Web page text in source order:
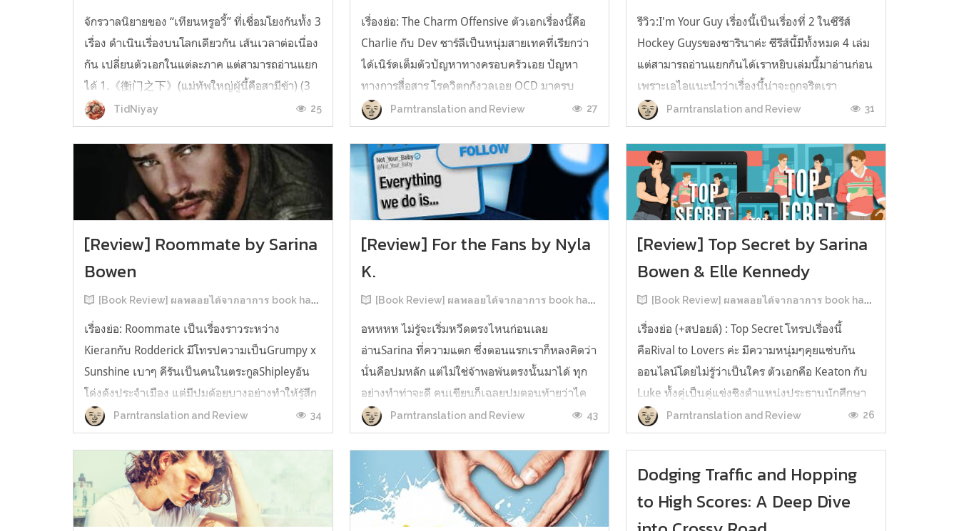
จักรวาลนิยายของ “เทียนหรูอวี้” ที่เชื่อมโยงกันทั้ง 3
เรื่อง ดำเนินเรื่องบนโลกเดียวกัน เส้นเวลาต่อเนื่อง
กัน เปลี่ยนตัวเอกในแต่ละภาค แต่สามารถอ่านแยก
ได้ 1.《衡门之下》(แม่ทัพใหญ่ผู้นี้คือสามีข้า) (3
เล่มจบ) เป็นเรื่องที่เกิดก่อน เล่าเรื่องของ ฝูถิง กับ
หลี่ชีฉือ ที่ต้องแต่งงานกันก่อนจะใช้ชีวิตห่างไกล
TidNiyay 25
เรื่องย่อ: The Charm Offensive ตัวเอกเรื่องนี้คือ
Charlie กับ Dev ชาร์ลีเป็นหนุ่มสายเทคที่เรียกว่า
ได้เนิร์ดเต็มตัวปัญหาทางครอบครัวเอย ปัญหา
ทางการสื่อสาร โรควิตกกังวลเอย OCD มาครบ
เรียกได้ว่าครบองค์ประกอบความโอตะ เขาทั้งไม่
เชื่อในรักแท้ ไม่เคยมีความสัมพันธ์ในเชิงโรแมนติก
กับใคร หรืออาจเรียกว่าไม่เคยรู...
Parntranslation and Review 27
รีวิว:I'm Your Guy เรื่องนี้เป็นเรื่องที่ 2 ในซีรีส์
Hockey Guysของซารินาค่ะ ซีรีส์นี้มีทั้งหมด 4 เล่ม
แต่สามารถอ่านแยกกันได้เราหยิบเล่มนี้มาอ่านก่อน
เพราะเอไอแนะนำว่าเรื่องนี้น่าจะถูกจริตเรา
มากกว่า555 เรื่องนี้เป็นเรื่องราวของ TOMMASO
นักกีฬาฮอกกี้ NHL กับ Carter มัณฑนากรมือฉมัง
ทอมมาโซเพิ่งโดนเทร...
Parntranslation and Review 31
[Review] Roommate by Sarina
Bowen
[Book Review] ผลพลอยได้จากอาการ book hangover หลังอ่านสารพัน MM Romance
เรื่องย่อ: Roommate เป็นเรื่องราวระหว่าง
Kieranกับ Rodderick มีโทรปความเป็นGrumpy x
Sunshine เบาๆ คีรันเป็นคนในตระกูลShipleyอัน
โด่งดังประจำเมือง แต่มีปมด้อยบางอย่างทำให้รู้สึก
ว่าพ่อรักพี่ชายมากกว่าตัวเองเสมอ จึงดิ้นรนอยาก
ออกมาอยู่คนเดียวเพื่อให้หลุดจากอิทธิพลของที่
บ้าน และไล่ตามความฝันการเป็นกราฟฟิ...
Parntranslation and Review 34
[Review] For the Fans by Nyla
K.
[Book Review] ผลพลอยได้จากอาการ book hangover หลังอ่านสารพัน MM Romance
อหหหห ไม่รู้จะเริ่มหวีดตรงไหนก่อนเลย
อ่านSarina ที่ความแตก ซึ่งตอนแรกเราก็หลงคิดว่า
นั่นคือปมหลัก แต่ไม่ใช่จ้าพอพ้นตรงนั้นมาได้ ทุก
อย่างทำท่าจะดี คนเขียนก็เฉลยปมตอนท้ายว่าไค
รันเคยเจออะไรมาในอดีตเท่านั้นแหละ คดีพลิกใน
ทันใด!!! ตรงนี้เป็นNarrative Escalation ที่ชอบ
มาก ทำให้รู้สึกเหมือนคนเขียนวางแผนไว้ตั...
Parntranslation and Review 43
[Review] Top Secret by Sarina
Bowen & Elle Kennedy
[Book Review] ผลพลอยได้จากอาการ book hangover หลังอ่านสารพัน MM Romance
เรื่องย่อ (+สปอยล์) : Top Secret โทรปเรื่องนี้
คือRival to Lovers ค่ะ มีความหนุ่มๆคุยแซ่บกัน
ออนไลน์โดยไม่รู้ว่าเป็นใคร ตัวเอกคือ Keaton กับ
Luke ทั้งคู่เป็นคู่แข่งชิงตำแหน่งประธานนักศึกษา
ของมหาวิทยาลัยประวัติศาสตร์ยาวนาน คีตันคือ
ตระกูลเรียนที่นี่มาสามรุ่น ใครๆ ก็มองว่าน่าจะได้
Parntranslation and Review 26
Dodging Traffic and Hopping
to High Scores: A Deep Dive